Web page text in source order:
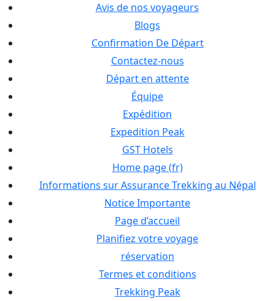
Avis de nos voyageurs
Blogs
Confirmation De Départ
Contactez-nous
Départ en attente
Équipe
Expédition
Expedition Peak
GST Hotels
Home page (fr)
Informations sur Assurance Trekking au Népal
Notice Importante
Page d’accueil
Planifiez votre voyage
réservation
Termes et conditions
Trekking Peak